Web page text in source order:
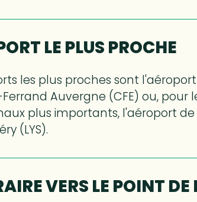
LE PLUS PROCHE
les plus proches sont
Auvergne (CFE) ou, pour
plus importants, l'aéroport de
(LYS).
VERS LE POINT DE